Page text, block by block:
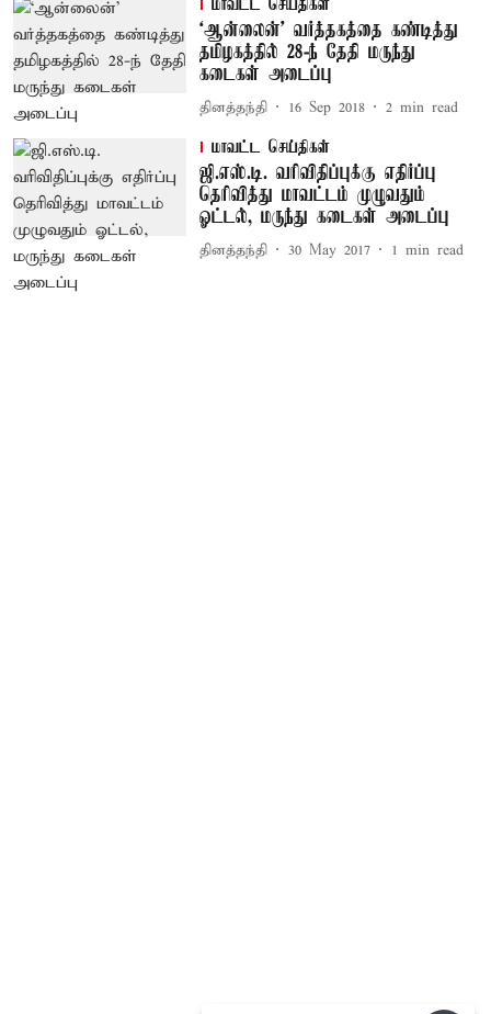
மாவட்ட செய்திகள்
‘ஆன்லைன்’ வர்த்தகத்தை கண்டித்து
தமிழகத்தில் 28-ந் தேதி மருந்து
கடைகள் அடைப்பு
தினத்தந்தி 16 Sep 2018 2 min read
மாவட்ட செய்திகள்
ஜி.எஸ்.டி. வரிவிதிப்புக்கு எதிர்ப்பு
தெரிவித்து மாவட்டம் முழுவதும்
ஓட்டல், மருந்து கடைகள் அடைப்பு
தினத்தந்தி 30 May 2017 1 min read